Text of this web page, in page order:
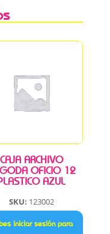
CAJA ARCHIVO
OFICIO 12
AZUL
SKU: 123002
iniciar sesión para